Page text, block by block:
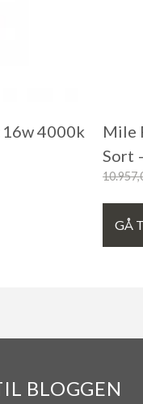
4000k
Mile
Sort
GÅ
BLOGGEN